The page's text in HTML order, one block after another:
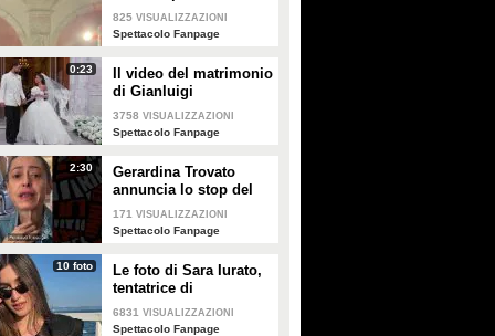
intitolato al padre
Enrico
825 VISUALIZZAZIONI
Spettacolo Fanpage
0:23
Il video del matrimonio
di Gianluigi
Donnarumma e Alessia
Elefante
3758 VISUALIZZAZIONI
Spettacolo Fanpage
2:30
Gerardina Trovato
annuncia lo stop del
tour per problemi di
salute
171 VISUALIZZAZIONI
Spettacolo Fanpage
10 foto
Le foto di Sara Iurato,
tentatrice di
Temptation Island 2026
6831 VISUALIZZAZIONI
Spettacolo Fanpage